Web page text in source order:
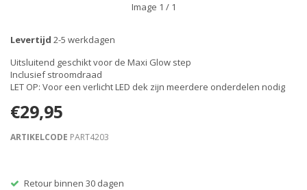
Image 1 / 1
Levertijd 2-5 werkdagen
Uitsluitend geschikt voor de Maxi Glow step
Inclusief stroomdraad
LET OP: Voor een verlicht LED dek zijn meerdere onderdelen nodig
€29,95
ARTIKELCODE PART4203
Retour binnen 30 dagen